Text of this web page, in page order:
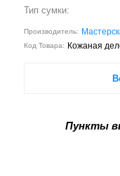
Тип сумки:
Производитель:
Код Товара: Кожаная
Пункты